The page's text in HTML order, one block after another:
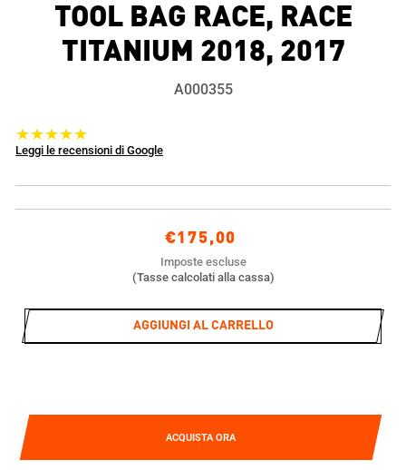
TOOL BAG RACE, RACE
TITANIUM 2018, 2017
A000355
★★★★★
Leggi le recensioni di Google
Prezzo
listino
€175,00
Imposte escluse
(Tasse calcolati alla cassa)
AGGIUNGI AL CARRELLO
ACQUISTA ORA